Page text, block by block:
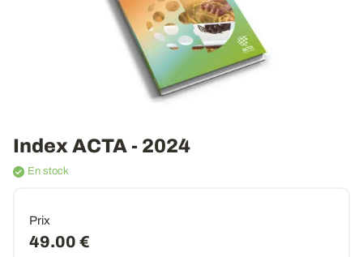
Index ACTA - 2024
En stock
Prix
49.00 €